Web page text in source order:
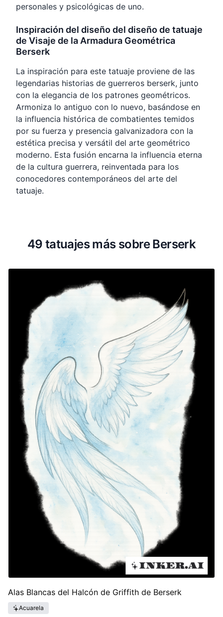
personales y psicológicas de uno.
Inspiración del diseño del diseño de tatuaje
de Visaje de la Armadura Geométrica
Berserk
La inspiración para este tatuaje proviene de las
legendarias historias de guerreros berserk, junto
con la elegancia de los patrones geométricos.
Armoniza lo antiguo con lo nuevo, basándose en
la influencia histórica de combatientes temidos
por su fuerza y presencia galvanizadora con la
estética precisa y versátil del arte geométrico
moderno. Esta fusión encarna la influencia eterna
de la cultura guerrera, reinventada para los
conocedores contemporáneos del arte del
tatuaje.
49 tatuajes más sobre Berserk
Alas Blancas del Halcón de Griffith de Berserk
Acuarela